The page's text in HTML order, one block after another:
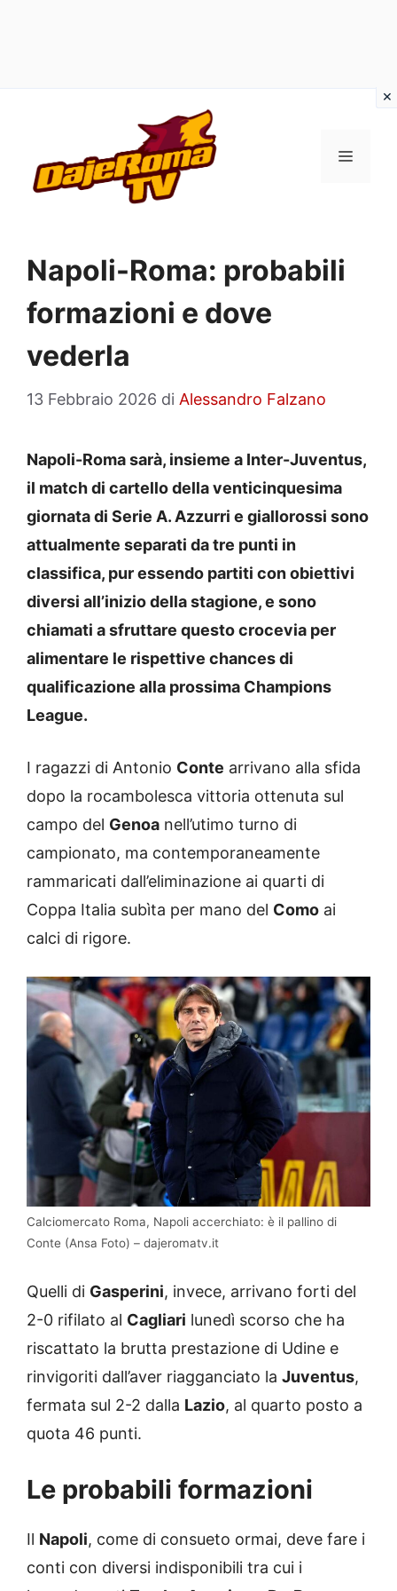
contenuto
MENU
Napoli-Roma: probabili
formazioni e dove
vederla
13 Febbraio 2026 di Alessandro Falzano
Napoli-Roma sarà, insieme a Inter-Juventus,
il match di cartello della venticinquesima
giornata di Serie A. Azzurri e giallorossi sono
attualmente separati da tre punti in
classifica, pur essendo partiti con obiettivi
diversi all’inizio della stagione, e sono
chiamati a sfruttare questo crocevia per
alimentare le rispettive chances di
qualificazione alla prossima Champions
League.
I ragazzi di Antonio Conte arrivano alla sfida
dopo la rocambolesca vittoria ottenuta sul
campo del Genoa nell’utimo turno di
campionato, ma contemporaneamente
rammaricati dall’eliminazione ai quarti di
Coppa Italia subìta per mano del Como ai
calci di rigore.
Calciomercato Roma, Napoli accerchiato: è il pallino di
Conte (Ansa Foto) – dajeromatv.it
Quelli di Gasperini, invece, arrivano forti del
2-0 rifilato al Cagliari lunedì scorso che ha
riscattato la brutta prestazione di Udine e
rinvigoriti dall’aver riagganciato la Juventus,
fermata sul 2-2 dalla Lazio, al quarto posto a
quota 46 punti.
Le probabili formazioni
Il Napoli, come di consueto ormai, deve fare i
conti con diversi indisponibili tra cui i